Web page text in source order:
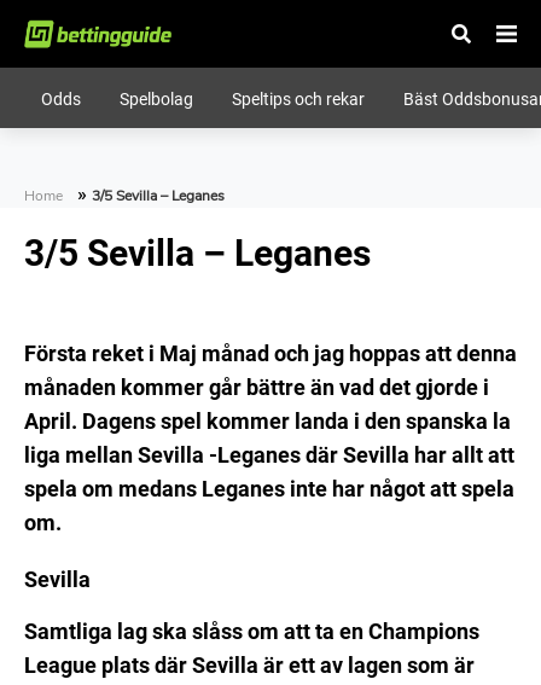
TILLBAKA TILL STARTSIDAN
betting på nätet
Spelbolag
Odds
Spelskolan
Dagens chanslapp
Odds Spelbolag Speltips och rekar Bäst
Home » 3/5 Sevilla – Leganes
3/5 Sevilla – Leganes
Första reket i Maj månad och jag hoppas att denna
månaden kommer går bättre än vad det gjorde i
April. Dagens spel kommer landa i den spanska la
liga mellan Sevilla -Leganes där Sevilla har allt att
spela om medans Leganes inte har något att spela
om.
Sevilla
Samtliga lag ska slåss om att ta en Champions
League plats där Sevilla är ett av lagen som är